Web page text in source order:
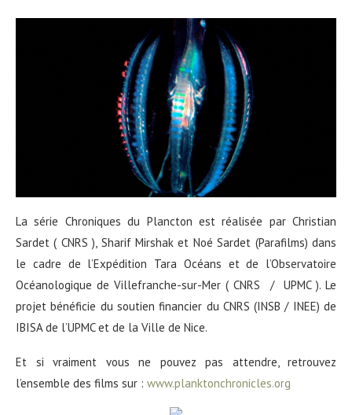
La série Chroniques du Plancton est réalisée par Christian
Sardet ( CNRS ), Sharif Mirshak et Noé Sardet (Parafilms) dans
le cadre de l’Expédition Tara Océans et de l’Observatoire
Océanologique de Villefranche-sur-Mer ( CNRS / UPMC ). Le
projet bénéficie du soutien financier du CNRS (INSB / INEE) de
IBISA de l’UPMC et de la Ville de Nice.
Et si vraiment vous ne pouvez pas attendre, retrouvez
l’ensemble des films sur : www.planktonchronicles.org